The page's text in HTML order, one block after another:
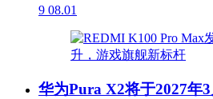
9 08.01
华为Pura X2将于2027年